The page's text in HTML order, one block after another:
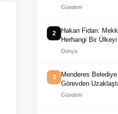
Gündem
2
Hakan Fidan:
Herhangi Bir
Dünya
3
Menderes
Görevden
Gündem